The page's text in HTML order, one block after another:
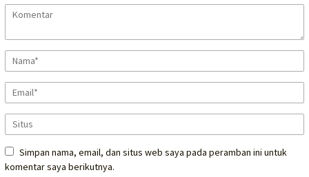
Simpan nama, email, dan situs web saya pada peramban ini untuk
komentar saya berikutnya.